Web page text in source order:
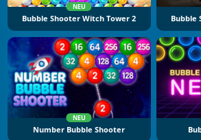
NEU
Bubble Shooter Witch Tower 2 Bubble
NEU
Number Bubble Shooter